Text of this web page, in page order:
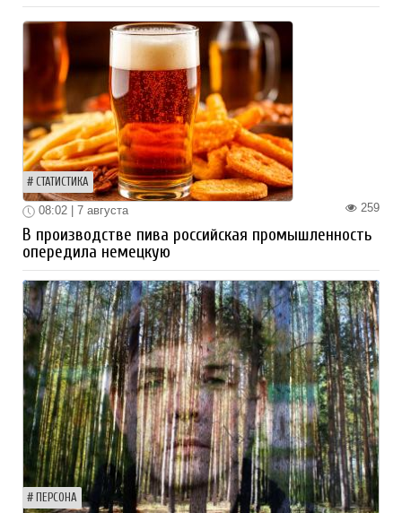
СТАТИСТИКА
259
08:02 | 7 августа
В производстве пива российская промышленность
опередила немецкую
ПЕРСОНА